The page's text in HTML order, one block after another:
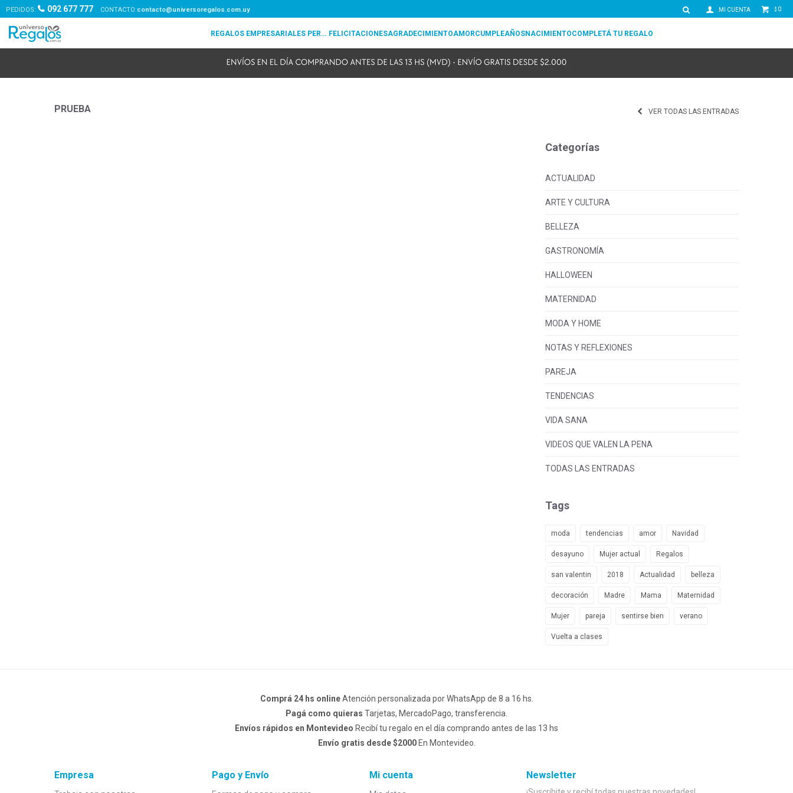
REGALOS EMPRESARIALES PERSONALIZADOS FELICITACIONESAGRADECIMIENTOAMORCUMPLEAÑOSNACIMIENTOCOMPLETÁ TU REGALO
$ 0
PEDIDOS: 092 677 777 contacto@universoregalos.com.uy
PRUEBA VER TODAS LAS ENTRADAS
Categorías
ACTUALIDAD
ARTE Y CULTURA
BELLEZA
GASTRONOMÍA
HALLOWEEN
MATERNIDAD
MODA Y HOME
NOTAS Y REFLEXIONES
PAREJA
TENDENCIAS
VIDA SANA
VIDEOS QUE VALEN LA PENA
TODAS LAS ENTRADAS
Tags
moda tendencias amor Navidad
desayuno Mujer actual Regalos
san valentin 2018 Actualidad belleza
decoración Madre Mama Maternidad
Mujer pareja sentirse bien verano
Vuelta a clases
Comprá 24 hs onlineAtención personalizada por WhatsApp de 8 a 16 hs.
Pagá como quieras Tarjetas, MercadoPago, transferencia.
Envíos rápidos en Montevideo Recibí tu regalo en el día comprando antes de las 13 hs
Envío gratis desde $2000En Montevideo.
Empresa Pago y Envío Mi cuenta Newsletter